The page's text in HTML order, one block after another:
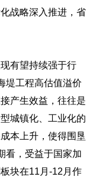
战略深入推进，省
有望持续强于行
堤工程高估值溢价
产生效益，往往是
城镇化、工业化的
本上升，使得围垦
看，受益于国家加
块在11月-12月作